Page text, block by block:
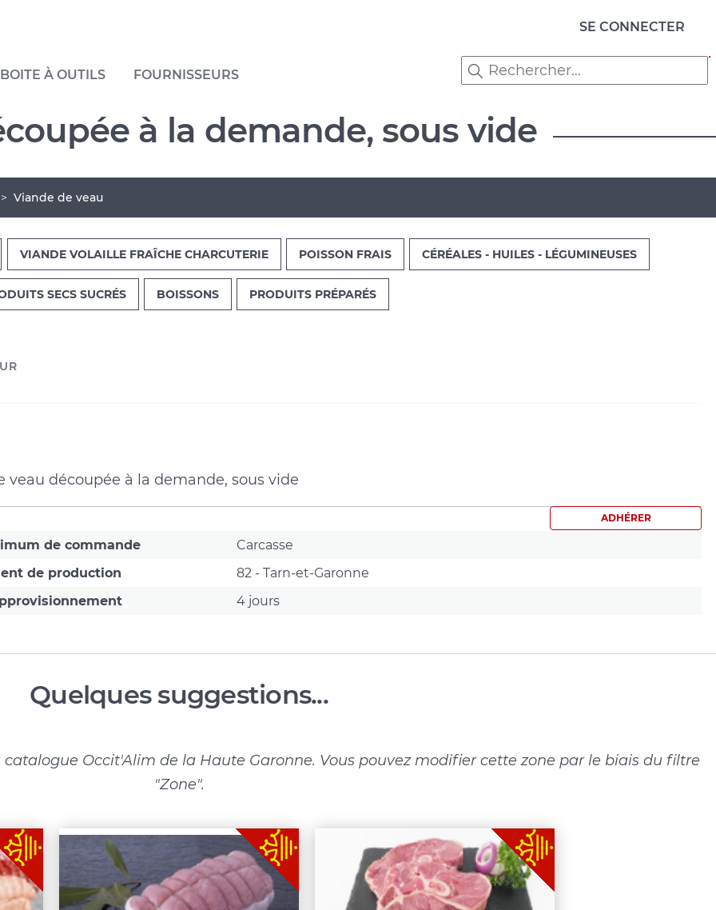
Menu
du
compte
l'utilisateur
SE CONNECTER
BOITE À OUTILS FOURNISSEURS
à la demande, sous vide
Viande de veau
VIANDE VOLAILLE FRAÎCHE CHARCUTERIE POISSON FRAIS CÉRÉALES - HUILES - LÉGUMINEUSES
SECS SUCRÉS BOISSONS PRODUITS PRÉPARÉS
veau découpée à la demande, sous vide
ADHÉRER
de commande
Carcasse
de production
82 - Tarn-et-Garonne
4 jours
Quelques suggestions...
Occit'Alim de la Haute Garonne. Vous pouvez modifier cette zone par le biais du filtre
"Zone".